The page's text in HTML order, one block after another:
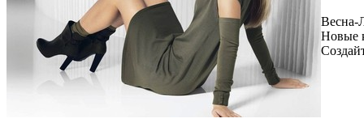
Весна-
Новые